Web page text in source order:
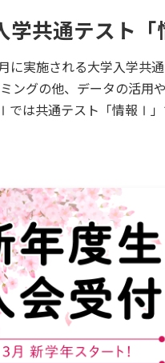
学共通テスト
に実施される大学入学共
ングの他、データの活用
では共通テスト「情報Ⅰ」